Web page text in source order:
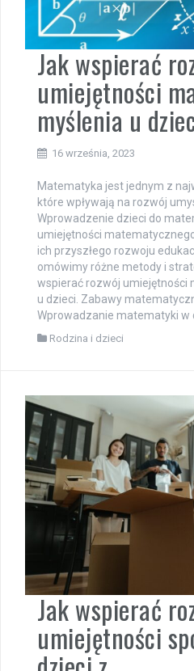
Jak wspierać
umiejętności
myślenia u
16 września, 2023
Matematyka jest jednym z
które wpływają na rozwój
Wprowadzenie dzieci do
umiejętności
ich przyszłego rozwoju
omówimy różne metody i
wspierać rozwój umiejętności
u dzieci. Zabawy
Wprowadzanie matematyki w
Rodzina i dzieci
Jak wspierać
umiejętności